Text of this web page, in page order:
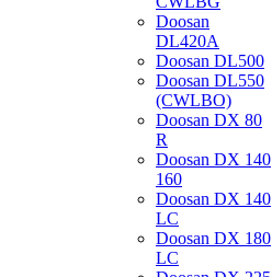
Doosan
DL420A
Doosan DL500
Doosan DL550
(CWLBO)
Doosan DX 80
R
Doosan DX 140
160
Doosan DX 140
LC
Doosan DX 180
LC